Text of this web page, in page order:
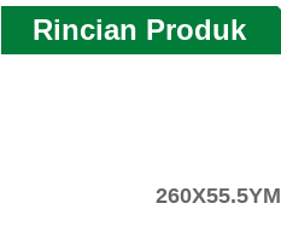
Rincian Produk
260X55.5YM